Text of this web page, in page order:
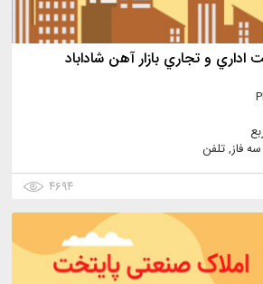
و تجاري بازار آهن شاداباد
فاز, تلفن
۴۶۹۴